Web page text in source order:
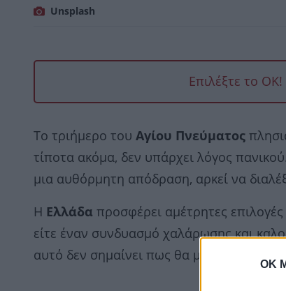
OK
Unsplash
Επιλέξτε το
Το τριήμερο του Αγίου Πνεύματος
τίποτα ακόμα, δεν υπάρχει λόγος
μια αυθόρμητη απόδραση, αρκεί να
Η Ελλάδα προσφέρει αμέτρητες
είτε έναν συνδυασμό χαλάρωσης και
αυτό δεν σημαίνει πως θα μείνεις στην